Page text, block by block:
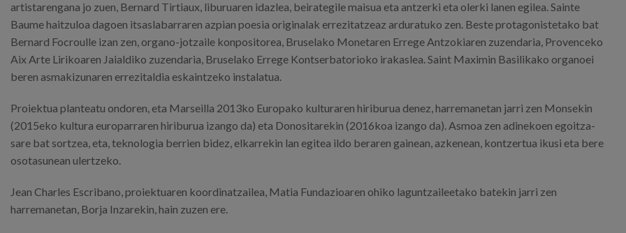
artistarengana jo zuen, Bernard Tirtiaux, liburuaren idazlea, beirategile maisua eta antzerki eta olerki lanen egilea. Sainte
Baume haitzuloa dagoen itsaslabarraren azpian poesia originalak errezitatzeaz arduratuko zen. Beste protagonistetako bat
Bernard Focroulle izan zen, organo-jotzaile konpositorea, Bruselako Monetaren Errege Antzokiaren zuzendaria, Provenceko
Aix Arte Lirikoaren Jaialdiko zuzendaria, Bruselako Errege Kontserbatorioko irakaslea. Saint Maximin Basilikako organoei
beren asmakizunaren errezitaldia eskaintzeko instalatua.
Proiektua planteatu ondoren, eta Marseilla 2013ko Europako kulturaren hiriburua denez, harremanetan jarri zen Monsekin
(2015eko kultura europarraren hiriburua izango da) eta Donositarekin (2016koa izango da). Asmoa zen adinekoen egoitza-
sare bat sortzea, eta, teknologia berrien bidez, elkarrekin lan egitea ildo beraren gainean, azkenean, kontzertua ikusi eta bere
osotasunean ulertzeko.
Jean Charles Escribano, proiektuaren koordinatzailea, Matia Fundazioaren ohiko laguntzaileetako batekin jarri zen
harremanetan, Borja Inzarekin, hain zuzen ere.